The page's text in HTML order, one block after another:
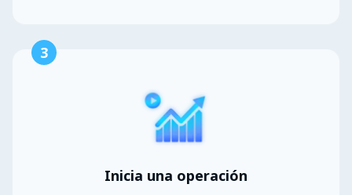
3
Inicia una operación